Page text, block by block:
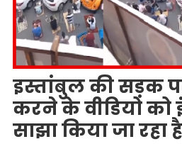
इस्तांबुल की सड़क
करने के वीडियो को
साझा किया जा रहा